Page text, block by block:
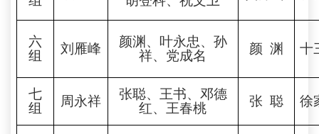
六
组
刘雁峰
颜渊、叶永忠、孙
祥、 党成名 颜 渊 十
七
组
周永祥 张聪、王书、 邓德
红、王春桃 张 聪 徐